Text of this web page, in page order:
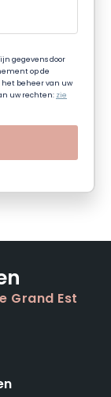
gegevens door
op de
beheer van uw
uw rechten:zie
Grand Est